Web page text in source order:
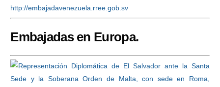
http://embajadavenezuela.rree.gob.sv
Embajadas en Europa.